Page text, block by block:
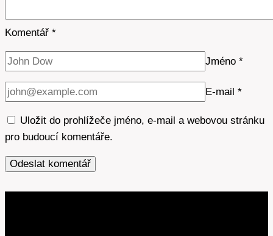
Komentář *
Jméno *
E-mail *
Uložit do prohlížeče jméno, e-mail a webovou stránku
pro budoucí komentáře.